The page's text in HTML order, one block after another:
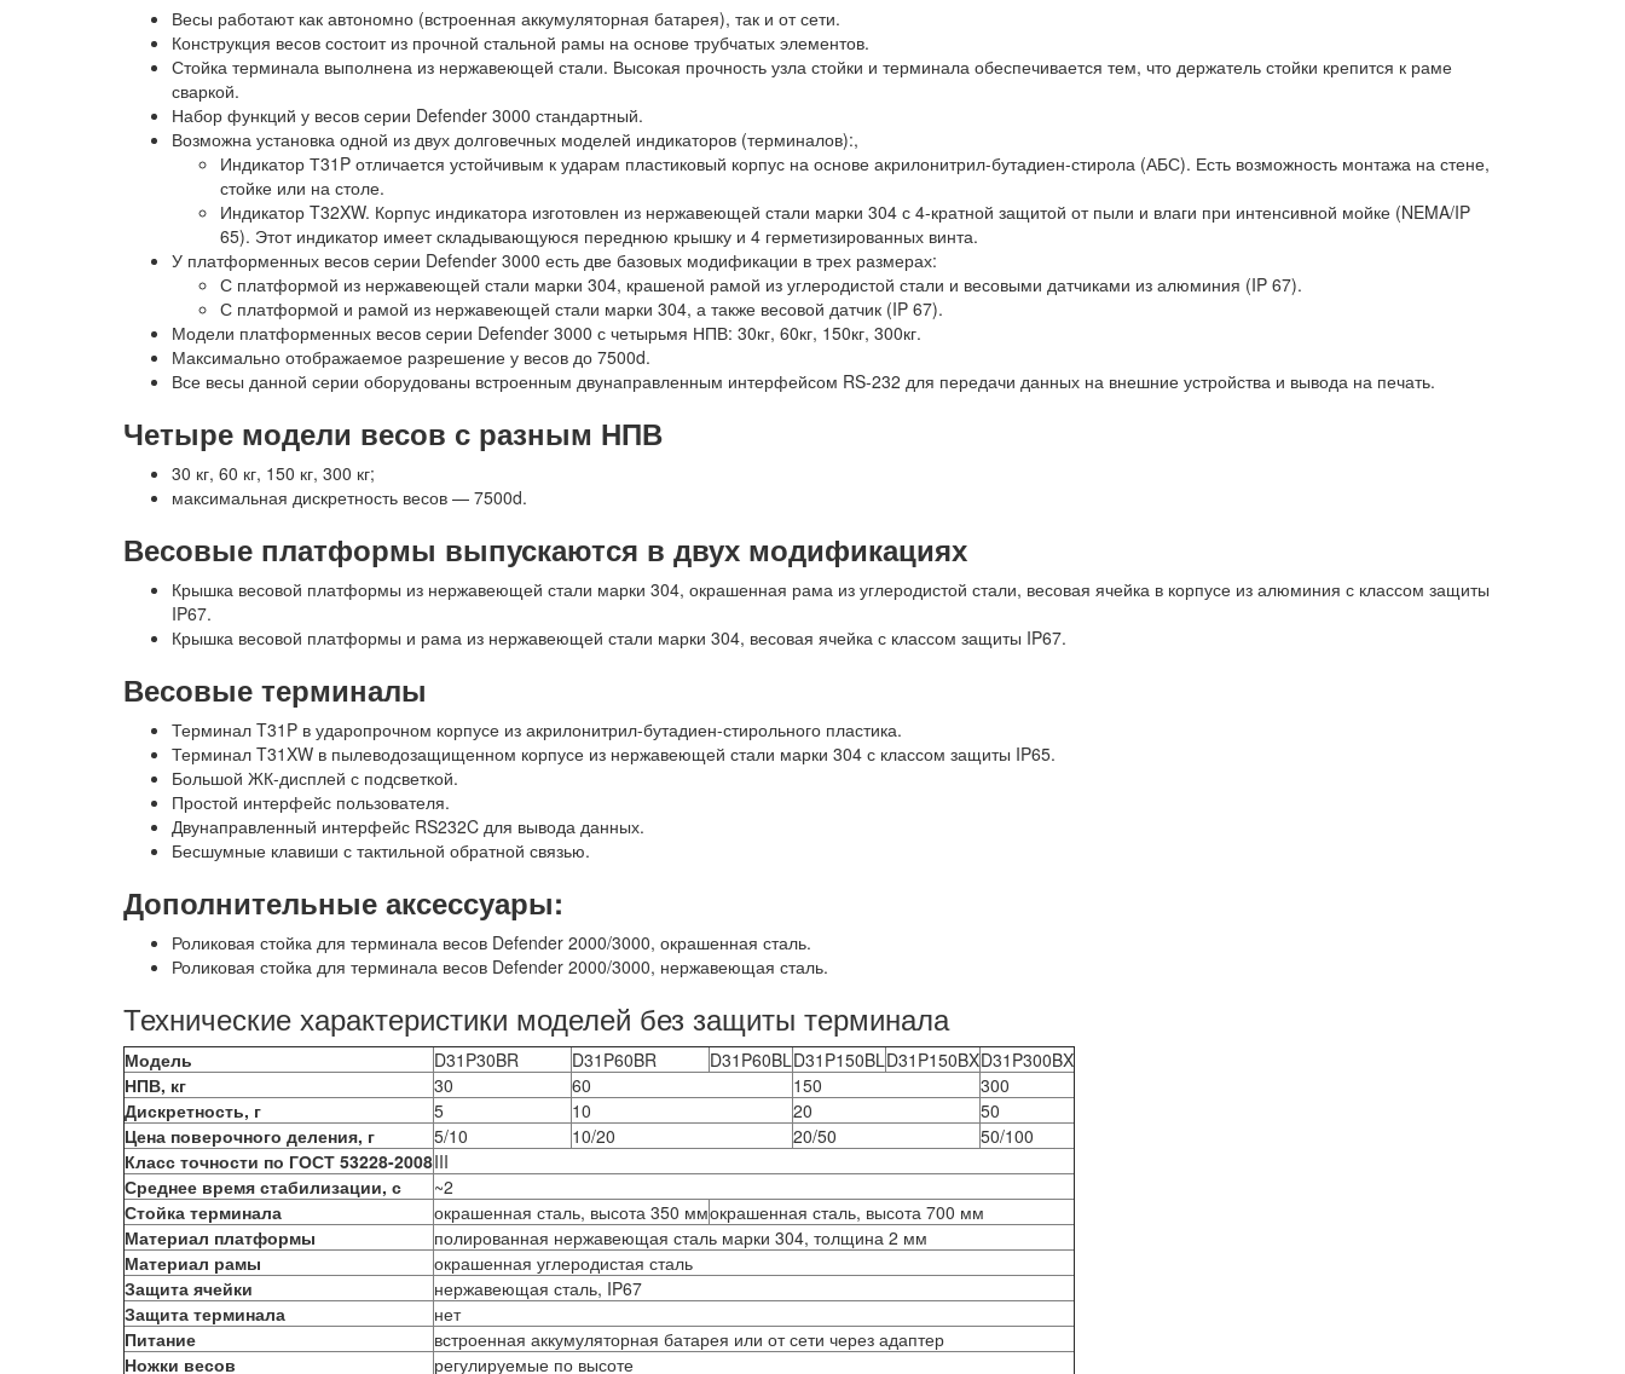
Весы работают как автономно (встроенная аккумуляторная батарея), так и от сети.
Конструкция весов состоит из прочной стальной рамы на основе трубчатых элементов.
Стойка терминала выполнена из нержавеющей стали. Высокая прочность узла стойки и терминала обеспечивается тем, что держатель стойки крепится к раме
сваркой.
Набор функций у весов серии Defender 3000 стандартный.
Возможна установка одной из двух долговечных моделей индикаторов (терминалов):,
Индикатор Т31P отличается устойчивым к ударам пластиковый корпус на основе акрилонитрил-бутадиен-стирола (АБС). Есть возможность монтажа на стене,
стойке или на столе.
Индикатор T32XW. Корпус индикатора изготовлен из нержавеющей стали марки 304 с 4-кратной защитой от пыли и влаги при интенсивной мойке (NEMA/IP
65). Этот индикатор имеет складывающуюся переднюю крышку и 4 герметизированных винта.
У платформенных весов серии Defender 3000 есть две базовых модификации в трех размерах:
С платформой из нержавеющей стали марки 304, крашеной рамой из углеродистой стали и весовыми датчиками из алюминия (IP 67).
С платформой и рамой из нержавеющей стали марки 304, а также весовой датчик (IP 67).
Модели платформенных весов серии Defender 3000 с четырьмя НПВ: 30кг, 60кг, 150кг, 300кг.
Максимально отображаемое разрешение у весов до 7500d.
Все весы данной серии оборудованы встроенным двунаправленным интерфейсом RS-232 для передачи данных на внешние устройства и вывода на печать.
Четыре модели весов с разным НПВ
30 кг, 60 кг, 150 кг, 300 кг;
максимальная дискретность весов — 7500d.
Весовые платформы выпускаются в двух модификациях
Крышка весовой платформы из нержавеющей стали марки 304, окрашенная рама из углеродистой стали, весовая ячейка в корпусе из алюминия с классом защиты
IP67.
Крышка весовой платформы и рама из нержавеющей стали марки 304, весовая ячейка с классом защиты IP67.
Весовые терминалы
Терминал T31P в ударопрочном корпусе из акрилонитрил-бутадиен-стирольного пластика.
Терминал T31XW в пылеводозащищенном корпусе из нержавеющей стали марки 304 с классом защиты IP65.
Большой ЖК-дисплей с подсветкой.
Простой интерфейс пользователя.
Двунаправленный интерфейс RS232C для вывода данных.
Бесшумные клавиши с тактильной обратной связью.
Дополнительные аксессуары:
Роликовая стойка для терминала весов Defender 2000/3000, окрашенная сталь.
Роликовая стойка для терминала весов Defender 2000/3000, нержавеющая сталь.
Технические характеристики моделей без защиты терминала
Модель D31P30BR D31P60BR D31P60BLD31P150BLD31P150BXD31P300BX
НПВ, кг
30 60 150
300
Дискретность, г
5 10 20
50
Цена поверочного деления, г
5/10 10/20 20/50
50/100
Класс точности по ГОСТ 53228-2008III
Среднее время стабилизации, с
~2
Стойка терминала
окрашенная сталь, высота 350 ммокрашенная сталь, высота 700 мм
Материал платформы
полированная нержавеющая сталь марки 304, толщина 2 мм
Материал рамы
окрашенная углеродистая сталь
Защита ячейки
нержавеющая сталь, IP67
Защита терминала
нет
Питание
встроенная аккумуляторная батарея или от сети через адаптер
Ножки весов
регулируемые по высоте